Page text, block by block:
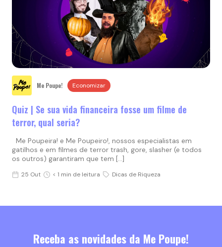
Me Poupe! Economizar
Quiz | Se sua vida financeira fosse um filme de
terror, qual seria?
Me Poupeira! e Me Poupeiro!, nossos especialistas em
gatilhos e em filmes de terror trash, gore, slasher (e todos
os outros) garantiram que tem […]
25 Out < 1 min de leitura Dicas de Riqueza
Receba as novidades da Me Poupe!